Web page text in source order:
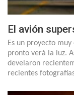
El avión
Es un proyecto
pronto verá la luz.
develaron
recientes